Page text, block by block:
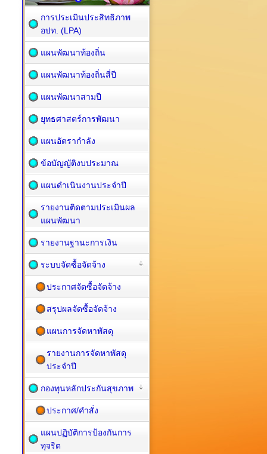
การประเมินประสิทธิภาพ
อปท. (LPA)
แผนพัฒนาท้องถิ่น
แผนพัฒนาท้องถิ่นสี่ปี
แผนพัฒนาสามปี
ยุทธศาสตร์การพัฒนา
แผนอัตรากำลัง
ข้อบัญญัติงบประมาณ
แผนดำเนินงานประจำปี
รายงานติดตามประเมินผล
แผนพัฒนา
รายงานฐานะการเงิน
ระบบจัดซื้อจัดจ้าง
ประกาศจัดซื้อจัดจ้าง
สรุปผลจัดซื้อจัดจ้าง
แผนการจัดหาพัสดุ
รายงานการจัดหาพัสดุ
ประจำปี
กองทุนหลักประกันสุขภาพ
ประกาศ/คำสั่ง
แผนปฏิบัติการป้องกันการ
ทุจริต